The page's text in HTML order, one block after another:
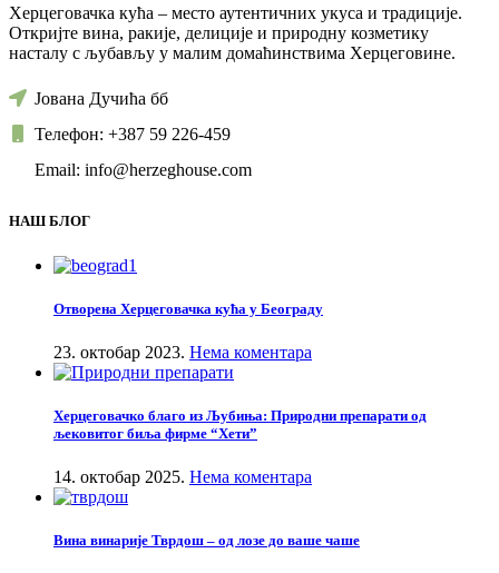
Херцеговачка кућа – место аутентичних укуса и традиције.
Откријте вина, ракије, делиције и природну козметику
насталу с љубављу у малим домаћинствима Херцеговине.
Јована Дучића бб
Телефон: +387 59 226-459
Email: info@herzeghouse.com
НАШ БЛОГ
Отворена Херцеговачка кућа у Београду
23. октобар 2023. Нема коментара
Херцеговачко благо из Љубиња: Природни препарати од
љековитог биља фирме “Хети”
14. октобар 2025. Нема коментара
Вина винарије Тврдош – од лозе до ваше чаше